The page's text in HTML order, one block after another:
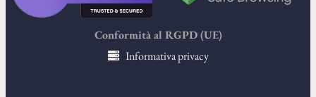
Conformità al RGPD (UE)
Informativa privacy